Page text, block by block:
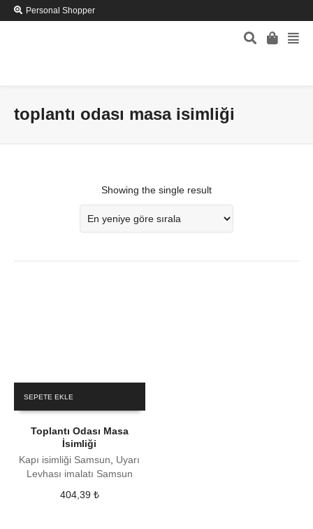
Personal Shopper
toplantı odası masa isimliği
Showing the single result
SEPETE EKLE
Toplantı Odası Masa
İsimliği
Kapı isimliği Samsun
Uyarı
Levhası imalatı Samsun
404,39 ₺